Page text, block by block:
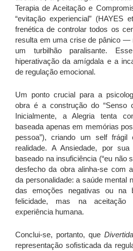
Terapia de Aceitação e
“evitação experiencial” (HAYES
frenética de controlar todos os
resulta em uma crise de pânico —
um turbilhão paralisante.
hiperativação da amígdala e a
de regulação emocional.
Um ponto crucial para a
obra é a construção do “Senso
Inicialmente, a Alegria tenta
baseada apenas em memórias
pessoa”), criando um self
realidade. A Ansiedade, por
baseado na insuficiência (“eu não
desfecho da obra alinha-se com
da personalidade: a saúde mental
das emoções negativas ou na
felicidade, mas na aceitação
experiência humana.
Conclui-se, portanto, que
representação sofisticada da